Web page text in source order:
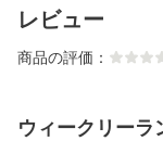
レビュー
商品の評価：
ウィークリーラ